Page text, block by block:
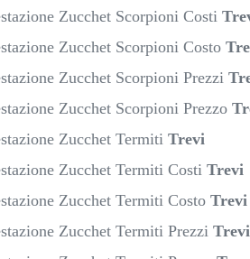
Zucchet Scorpioni Costi
Zucchet Scorpioni Costo
Zucchet Scorpioni Prezzi
Zucchet Scorpioni Prezzo
Zucchet Termiti Trevi
Zucchet Termiti Costi Trevi
Zucchet Termiti Costo Trevi
Zucchet Termiti Prezzi Trevi